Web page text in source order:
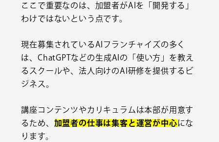
ここで重要なのは、加盟者がAIを「開発する」
わけではないという点です。
現在募集されているAIフランチャイズの多く
は、ChatGPTなどの生成AIの「使い方」を教え
るスクールや、法人向けのAI研修を提供するビ
ジネス。
講座コンテンツやカリキュラムは本部が用意す
るため、 加盟者の仕事は集客と運営が中心にな
ります。